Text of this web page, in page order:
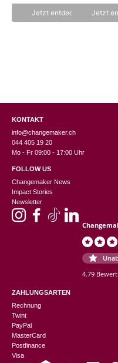
Jetzt entdecken Jetzt
KONTAKT
info@changemaker.ch
044 405 19 20
Mo - Fr 09:00 - 17:00 Uhr
FOLLOW US
Changemaker News
Impact Stories
Newsletter
4.79
ZAHLUNGSARTEN
Rechnung
Twint
PayPal
MasterCard
Postfinance
Visa